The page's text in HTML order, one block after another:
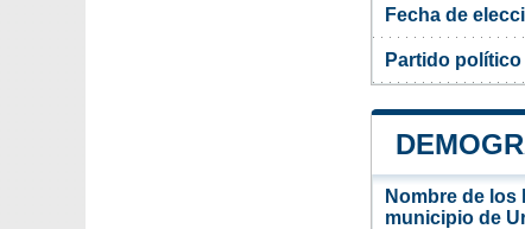
Fecha de
Partido político
Nombre de los
municipio de